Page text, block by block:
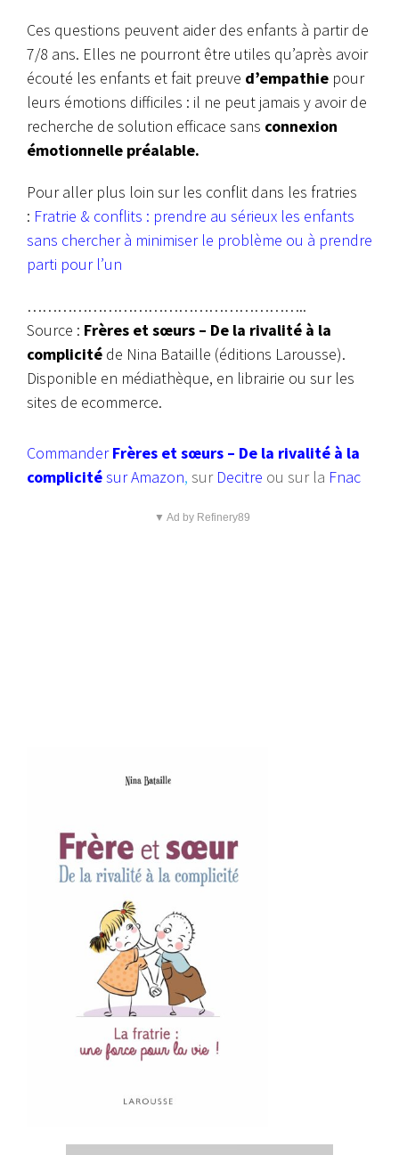
Ces questions peuvent aider des enfants à partir de
7/8 ans. Elles ne pourront être utiles qu’après avoir
écouté les enfants et fait preuve d’empathie pour
leurs émotions difficiles : il ne peut jamais y avoir de
recherche de solution efficace sans connexion
émotionnelle préalable.
Pour aller plus loin sur les conflit dans les fratries
: Fratrie & conflits : prendre au sérieux les enfants
sans chercher à minimiser le problème ou à prendre
parti pour l’un
………………………………………………..
Source : Frères et sœurs – De la rivalité à la
complicité de Nina Bataille (éditions Larousse).
Disponible en médiathèque, en librairie ou sur les
sites de ecommerce.
CommanderFrères et sœurs – De la rivalité à la
complicitésur Amazon, sur Decitre ou sur la Fnac
▼ Ad by Refinery89